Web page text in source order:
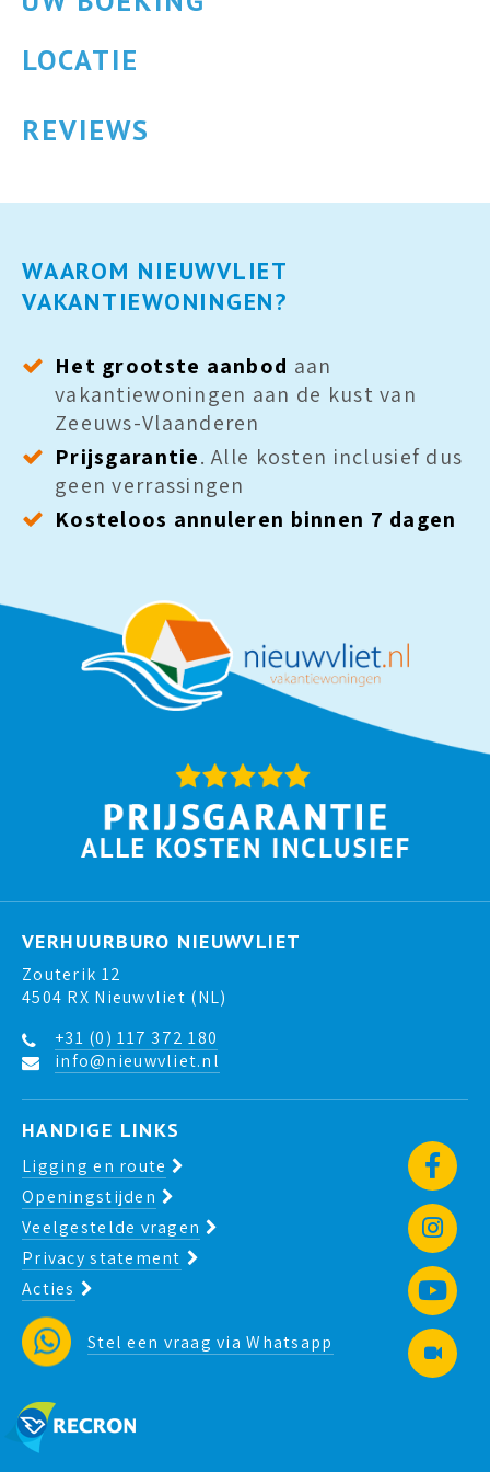
info@nieuwvliet.nl
VEELGESTELDE VRAGEN
FAVORIETEN
LOCATIE
REVIEWS
WAAROM NIEUWVLIET
VAKANTIEWONINGEN?
Het grootste aanbod aan
vakantiewoningen aan de kust van
Zeeuws-Vlaanderen
Prijsgarantie. Alle kosten inclusief dus
geen verrassingen
Kosteloos annuleren binnen 7 dagen
VERHUURBURO NIEUWVLIET
Zouterik 12
4504 RX Nieuwvliet (NL)
+31 (0) 117 372 180
info@nieuwvliet.nl
HANDIGE LINKS
Ligging en route
Openingstijden
Veelgestelde vragen
Privacy statement
Acties
Stel een vraag via Whatsapp